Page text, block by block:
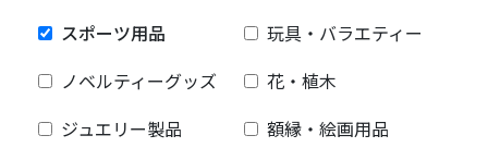
スポーツ用品
玩具・バラエティー
ノベルティーグッズ
花・植木
ジュエリー製品
額縁・絵画用品